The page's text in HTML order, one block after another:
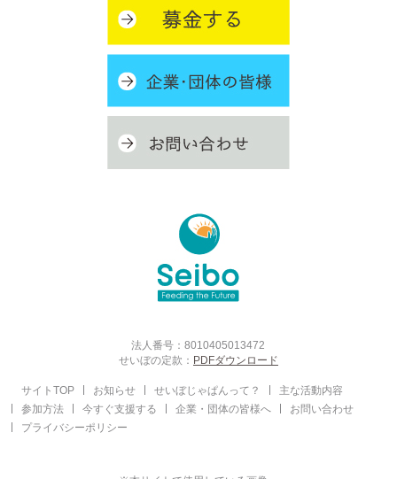
法人番号：8010405013472
せいぼの定款： PDFダウンロード
サイトTOP お知らせ せいぼじゃぱんって？
主な活動内容
参加方法
今すぐ支援する 企業・団体の皆様へ
お問い合わせ
プライバシーポリシー